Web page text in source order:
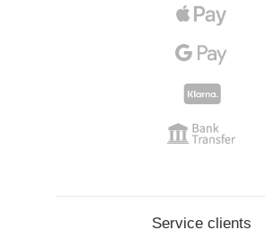
Service clients